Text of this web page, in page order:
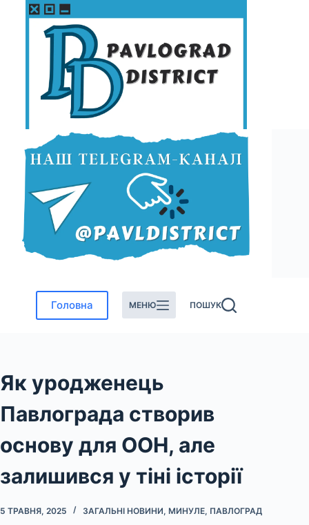
Перейти
Головна МЕНЮ ПОШУК
Як уродженець
Павлограда створив
основу для ООН, але
залишився у тіні історії
5 ТРАВНЯ, 2025 ЗАГАЛЬНІ НОВИНИ, МИНУЛЕ, ПАВЛОГРАД